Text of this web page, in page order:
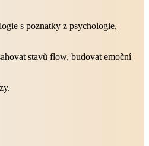
s poznatky z psychologie,
stavů flow, budovat emoční